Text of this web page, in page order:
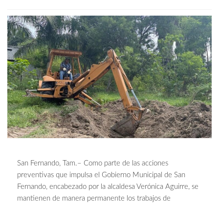
San Fernando, Tam.– Como parte de las acciones
preventivas que impulsa el Gobierno Municipal de San
Fernando, encabezado por la alcaldesa Verónica Aguirre, se
mantienen de manera permanente los trabajos de